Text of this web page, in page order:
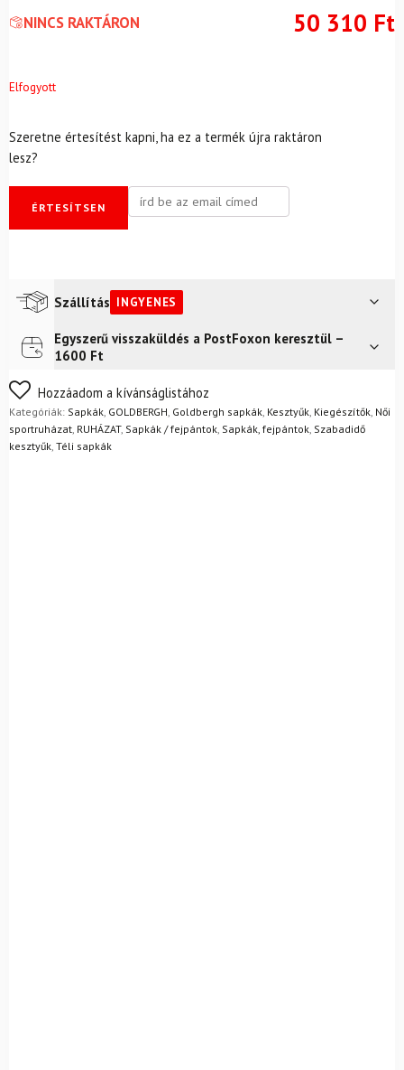
NINCS RAKTÁRON 50 310 Ft
Elfogyott
Szeretne értesítést kapni, ha ez a termék újra raktáron
lesz?
ÉRTESÍTSEN
Szállítás INGYENES
Futár a címreIngyenes
FoxPost
Egyszerű visszaküldés a PostFoxon keresztül –
1600 Ft
Nem biztos a választásában? Semmi gond – a terméket
egyszerűen visszaküldheti 14 napon belül, indoklás nélkül.
Mik a visszaküldés feltételei?
Hozzáadom a kívánságlistához
Kategóriák: Sapkák, GOLDBERGH, Goldbergh sapkák, Kesztyűk, Kiegészítők, Női
sportruházat, RUHÁZAT, Sapkák / fejpántok, Sapkák, fejpántok, Szabadidő
kesztyűk, Téli sapkák